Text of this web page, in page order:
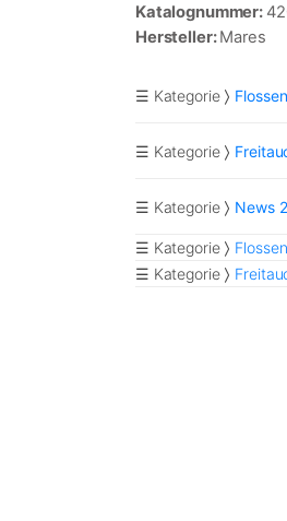
Katalognummer:
Hersteller:Mares
☰ Kategorie Flossen
☰ Kategorie
☰ Kategorie News
☰ Kategorie Flossen
☰ Kategorie